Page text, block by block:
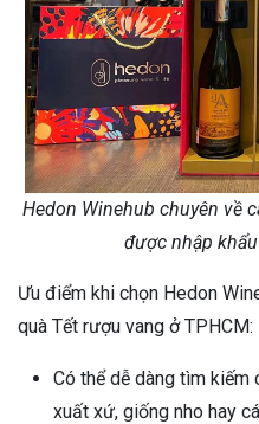
Hedon Winehub chuyên về
được nhập
Ưu điểm khi chọn Hedon
quà Tết rượu vang ở TPHCM:
Có thể dễ dàng tìm kiếm
xuất xứ, giống nho hay